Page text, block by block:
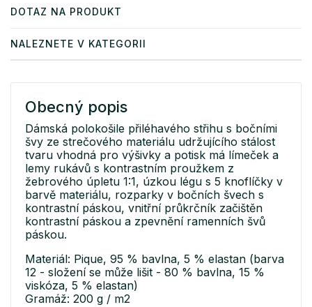
DOTAZ NA PRODUKT
NALEZNETE V KATEGORII
Obecný popis
Dámská polokošile přiléhavého střihu s bočními
švy ze strečového materiálu udržujícího stálost
tvaru vhodná pro výšivky a potisk má límeček a
lemy rukávů s kontrastním proužkem z
žebrového úpletu 1:1, úzkou légu s 5 knoflíčky v
barvě materiálu, rozparky v bočních švech s
kontrastní páskou, vnitřní průkrčník začištěn
kontrastní páskou a zpevnění ramenních švů
páskou.
Materiál: Pique, 95 % bavlna, 5 % elastan (barva
12 - složení se může lišit - 80 % bavlna, 15 %
viskóza, 5 % elastan)
Gramáž: 200 g / m2